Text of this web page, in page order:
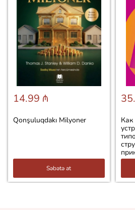
14.99 ₼
Qonşuluqdakı Milyoner
Səbətə at